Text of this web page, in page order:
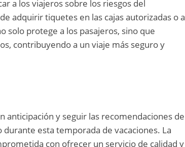
a los viajeros sobre los riesgos del
adquirir tiquetes en las cajas autorizadas o a
solo protege a los pasajeros, sino que
contribuyendo a un viaje más seguro y
anticipación y seguir las recomendaciones de
esta temporada de vacaciones. La
con ofrecer un servicio de calidad y